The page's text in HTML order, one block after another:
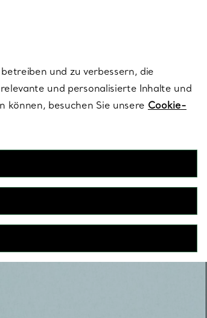
und zu verbessern, die
und personalisierte Inhalte und
können, besuchen Sie unsere Cookie-